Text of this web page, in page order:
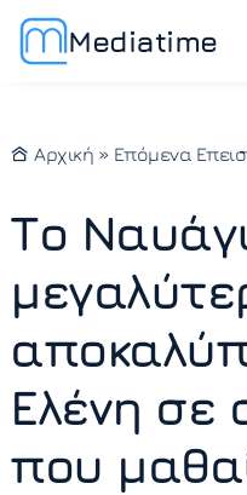
Mediatime
Αρχική » Επόμενα
Το
Ελένη σε
που